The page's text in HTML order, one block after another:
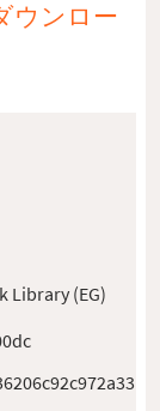
ウンロー
Library (EG)